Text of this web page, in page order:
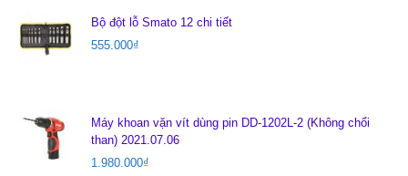
Bộ đột lỗ Smato 12 chi tiết
555.000₫
Máy khoan vặn vít dùng pin DD-1202L-2 (Không chổi
than) 2021.07.06
1.980.000₫